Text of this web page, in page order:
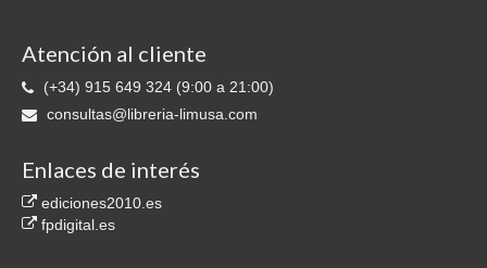
Atención al cliente
(+34) 915 649 324 (9:00 a 21:00)
consultas@libreria-limusa.com
Enlaces de interés
ediciones2010.es
fpdigital.es